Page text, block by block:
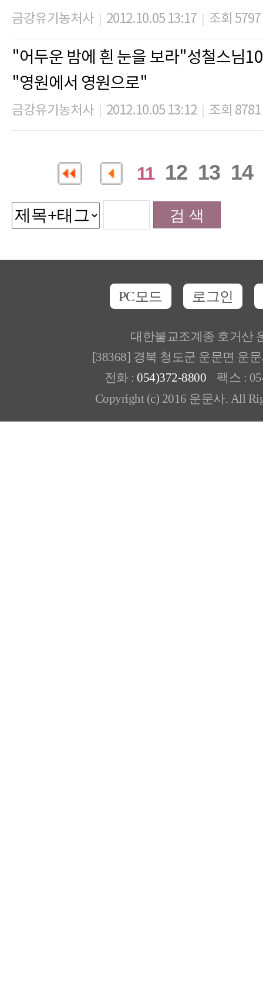
금강유기농처사 2012.10.05 13:17 조회 5797
"어두운 밤에 흰 눈을 보라"성철스님
"영원에서 영원으로"
금강유기농처사 2012.10.05 13:12 조회 8781
11 12 13 14
PC모드 로그인
대한불교조계종 호거산
[38368] 경북 청도군 운문면 운
전화 : 054)372-8800 팩스 :
Copyright (c) 2016 운문사. All